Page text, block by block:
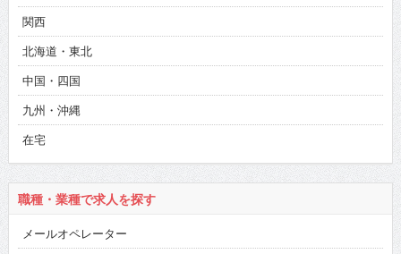
関西
北海道・東北
中国・四国
九州・沖縄
在宅
職種・業種で求人を探す
メールオペレーター